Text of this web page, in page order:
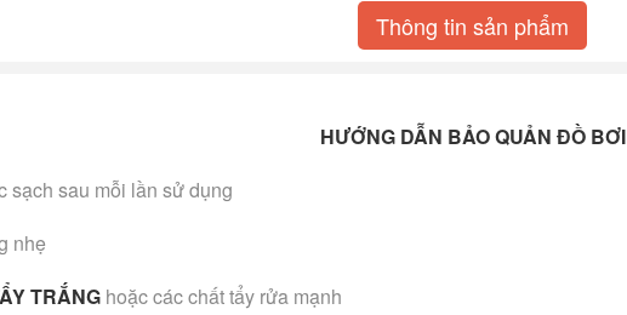
Thông tin sản phẩm
HƯỚNG DẪN BẢO QUẢN ĐỒ BƠI
sạch sau mỗi lần sử dụng
nhẹ
TRẮNGhoặc các chất tẩy rửa mạnh